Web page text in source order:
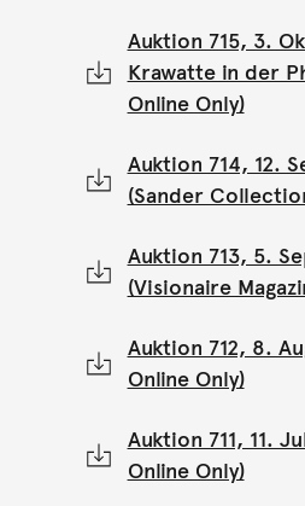
Auktion 715, 3.
Krawatte in der
Online Only)
Auktion 714, 12.
(Sander
Auktion 713, 5.
(Visionaire
Auktion 712, 8.
Online Only)
Auktion 711, 11.
Online Only)